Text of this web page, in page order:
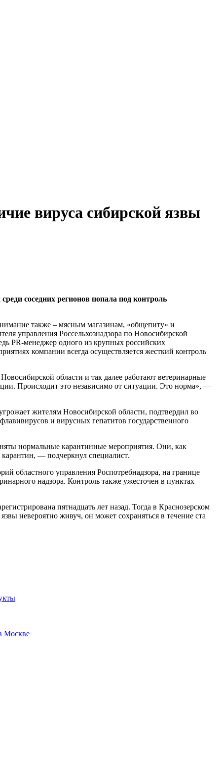
вируса сибирской язвы
соседних регионов попала под контроль
также – мясным магазинам, «общепиту» и
управления Россельхознадзора по Новосибирской
PR-менеджер одного из крупных российских
компании всегда осуществляется жесткий контроль
области и так далее работают ветеринарные
Происходит это независимо от ситуации. Это норма», —
жителям Новосибирской области, подтвердил во
и вирусных гепатитов государственного
нормальные карантинные мероприятия. Они, как
— подчеркнул специалист.
областного управления Роспотребнадзора, на границе
надзора. Контроль также ужесточен в пунктах
пятнадцать лет назад. Тогда в Краснозерском
невероятно живуч, он может сохраняться в течение ста
Москве